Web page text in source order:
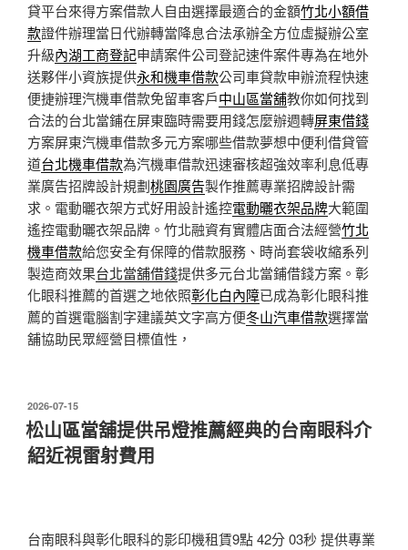
貸平台來得方案借款人自由選擇最適合的金額竹北小額借
款證件辦理當日代辦轉當降息合法承辦全方位虛擬辦公室
升級內湖工商登記申請案件公司登記速件案件專為在地外
送夥伴小資族提供永和機車借款公司車貸款申辦流程快速
便捷辦理汽機車借款免留車客戶中山區當舖教你如何找到
合法的台北當鋪在屏東臨時需要用錢怎麼辦週轉屏東借錢
方案屏東汽機車借款多元方案哪些借款夢想中便利借貸管
道台北機車借款為汽機車借款迅速審核超強效率利息低專
業廣告招牌設計規劃桃園廣告製作推薦專業招牌設計需
求。電動曬衣架方式好用設計遙控電動曬衣架品牌大範圍
遙控電動曬衣架品牌。竹北融資有實體店面合法經營竹北
機車借款給您安全有保障的借款服務、時尚套袋收縮系列
製造商效果台北當舖借錢提供多元台北當鋪借錢方案。彰
化眼科推薦的首選之地依照彰化白內障已成為彰化眼科推
薦的首選電腦割字建議英文字高方便冬山汽車借款選擇當
舖協助民眾經營目標值性，
發
佈
於
2026-07-15
松山區當舖提供吊燈推薦經典的台南眼科介
紹近視雷射費用
台南眼科與彰化眼科的影印機租賃9點 42分 03秒 提供專業